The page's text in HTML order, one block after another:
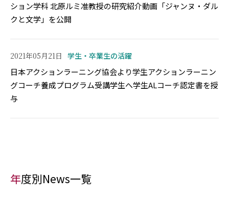
ション学科 北原ルミ准教授の研究紹介動画「ジャンヌ・ダル
クと文学」を公開
2021年05月21日 学生・卒業生の活躍
日本アクションラーニング協会より学生アクションラーニン
グコーチ養成プログラム受講学生へ学生ALコーチ認定書を授
与
年度別News一覧